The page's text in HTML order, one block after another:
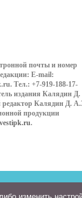
почты и номер
E-mail:
Тел.: +7-919-188-17-
издания Калядин Д.
Калядин Д.
продукции
.